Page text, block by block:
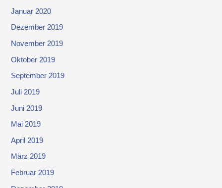
Januar 2020
Dezember 2019
November 2019
Oktober 2019
September 2019
Juli 2019
Juni 2019
Mai 2019
April 2019
März 2019
Februar 2019